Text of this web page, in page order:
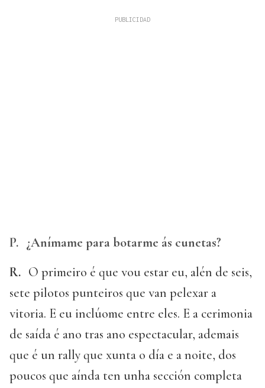
P. ¿Anímame para botarme ás cunetas?
R. O primeiro é que vou estar eu, alén de seis,
sete pilotos punteiros que van pelexar a
vitoria. E eu inclúome entre eles. E a cerimonia
de saída é ano tras ano espectacular, ademais
que é un rally que xunta o día e a noite, dos
poucos que aínda ten unha sección completa